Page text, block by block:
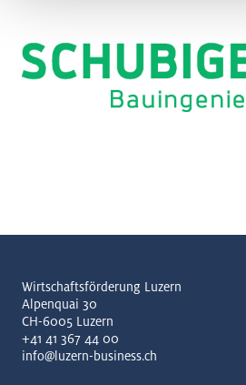
Wirtschaftsförderung Luzern
Alpenquai 30
CH-6005 Luzern
+41 41 367 44 00
info@luzern-business.ch